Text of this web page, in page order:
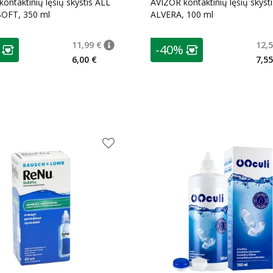
350 ml
klubo narių nuolaida:
11,99 €
patarimas
Įprasta kaina:11,99 €
6,00 €
ALVERA, 100 ml
patarimas
Lojalumo klubo
-40%